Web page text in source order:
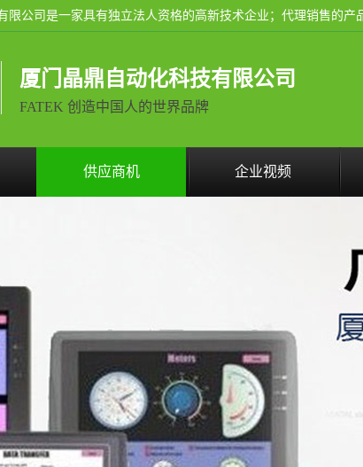
厦门晶鼎自动化科技有限公司
FATEK 创造中国人的世界品牌
供应商机 企业视频